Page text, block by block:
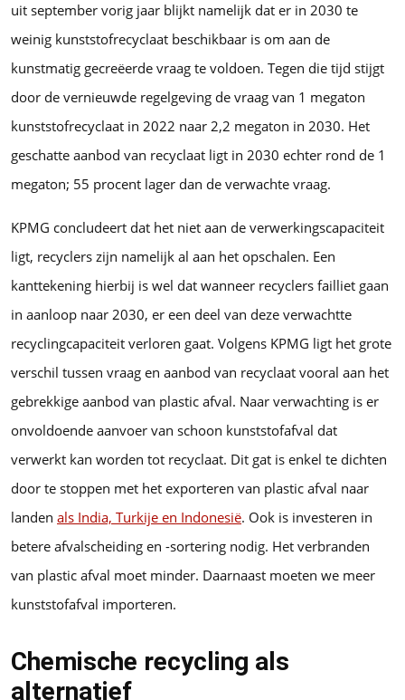
uit september vorig jaar blijkt namelijk dat er in 2030 te
weinig kunststofrecyclaat beschikbaar is om aan de
kunstmatig gecreëerde vraag te voldoen. Tegen die tijd stijgt
door de vernieuwde regelgeving de vraag van 1 megaton
kunststofrecyclaat in 2022 naar 2,2 megaton in 2030. Het
geschatte aanbod van recyclaat ligt in 2030 echter rond de 1
megaton; 55 procent lager dan de verwachte vraag.
KPMG concludeert dat het niet aan de verwerkingscapaciteit
ligt, recyclers zijn namelijk al aan het opschalen. Een
kanttekening hierbij is wel dat wanneer recyclers failliet gaan
in aanloop naar 2030, er een deel van deze verwachtte
recyclingcapaciteit verloren gaat. Volgens KPMG ligt het grote
verschil tussen vraag en aanbod van recyclaat vooral aan het
gebrekkige aanbod van plastic afval. Naar verwachting is er
onvoldoende aanvoer van schoon kunststofafval dat
verwerkt kan worden tot recyclaat. Dit gat is enkel te dichten
door te stoppen met het exporteren van plastic afval naar
landen als India, Turkije en Indonesië. Ook is investeren in
betere afvalscheiding en -sortering nodig. Het verbranden
van plastic afval moet minder. Daarnaast moeten we meer
kunststofafval importeren.
Chemische recycling als
alternatief